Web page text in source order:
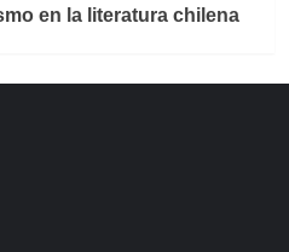
en la literatura chilena